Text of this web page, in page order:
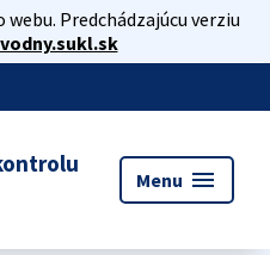
Predchádzajúcu verziu
Menu menu